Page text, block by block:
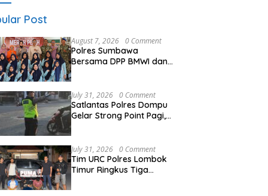
Post
August 7, 2026 0 Comment
Polres Sumbawa
Bersama DPP BMWI dan
Ponpes Arrahman
Hidayatullah
July 31, 2026 0 Comment
Satlantas Polres Dompu
Gelar Strong Point Pagi,
July 31, 2026 0 Comment
Tim URC Polres Lombok
Timur Ringkus Tiga